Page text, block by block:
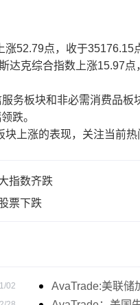
点，收于35176.15
克综合指数上涨15.97点
板块和非必需消费品板
跌。
上涨的表现，关注当前
指数齐跌
票下跌
02 AvaTrade:美联储